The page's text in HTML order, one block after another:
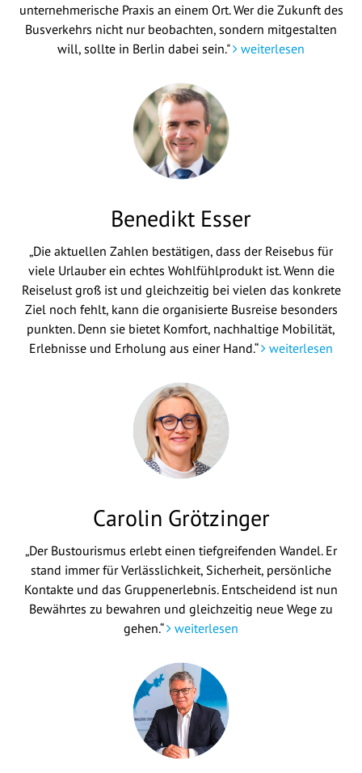
unternehmerische Praxis an einem Ort. Wer die Zukunft des
Busverkehrs nicht nur beobachten, sondern mitgestalten
will, sollte in Berlin dabei sein."
weiterlesen
Benedikt Esser
„Die aktuellen Zahlen bestätigen, dass der Reisebus für
viele Urlauber ein echtes Wohlfühlprodukt ist. Wenn die
Reiselust groß ist und gleichzeitig bei vielen das konkrete
Ziel noch fehlt, kann die organisierte Busreise besonders
punkten. Denn sie bietet Komfort, nachhaltige Mobilität,
Erlebnisse und Erholung aus einer Hand.“
weiterlesen
Carolin Grötzinger
„Der Bustourismus erlebt einen tiefgreifenden Wandel. Er
stand immer für Verlässlichkeit, Sicherheit, persönliche
Kontakte und das Gruppenerlebnis. Entscheidend ist nun
Bewährtes zu bewahren und gleichzeitig neue Wege zu
gehen.“
weiterlesen